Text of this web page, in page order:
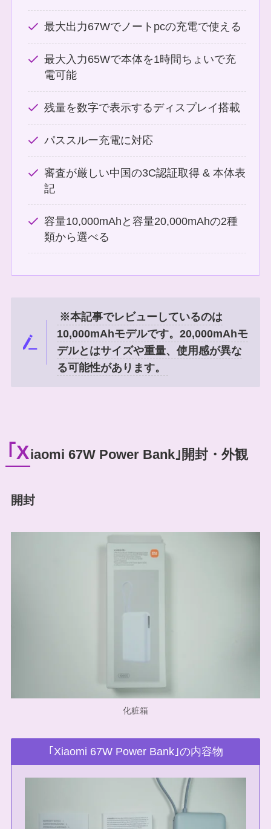
最大出力67Wでノートpcの充電で使える
最大入力65Wで本体を1時間ちょいで充
電可能
残量を数字で表示するディスプレイ搭載
パススルー充電に対応
審査が厳しい中国の3C認証取得 & 本体表
記
容量10,000mAhと容量20,000mAhの2種
類から選べる
※本記事でレビューしているのは
10,000mAhモデルです。20,000mAhモ
デルとはサイズや重量、使用感が異な
る可能性があります。
｢Xiaomi 67W Power Bank｣開封・外観
開封
化粧箱
｢Xiaomi 67W Power Bank｣の内容物